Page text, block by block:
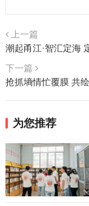
上一篇
潮起甬江·智汇定海
下一篇
抢抓墒情忙覆膜 共
为您推荐